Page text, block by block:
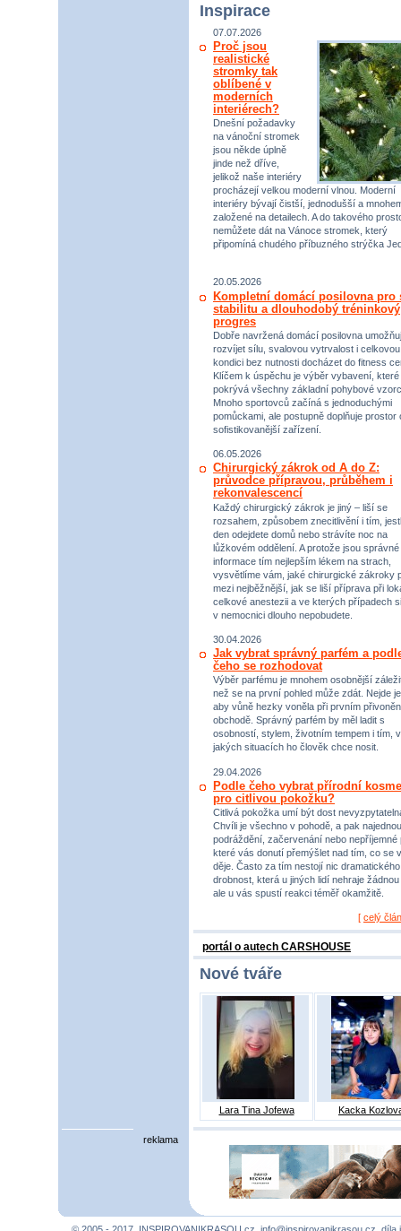
Inspirace
07.07.2026
Proč jsou
realistické
stromky tak
oblíbené v
moderních
interiérech?
Dnešní požadavky
na vánoční stromek
jsou někde úplně
jinde než dříve,
jelikož naše interiéry
procházejí velkou moderní vlnou. Moderní
interiéry bývají čistší, jednodušší a
založené na detailech. A do takového
nemůžete dát na Vánoce stromek, který
připomíná chudého příbuzného strýčka
20.05.2026
Kompletní domácí posilovna pro
stabilitu a dlouhodobý tréninkový
progres
Dobře navržená domácí posilovna
rozvíjet sílu, svalovou vytrvalost i celkovou
kondici bez nutnosti docházet do fitness
Klíčem k úspěchu je výběr vybavení, které
pokrývá všechny základní pohybové
Mnoho sportovců začíná s jednoduchými
pomůckami, ale postupně doplňuje prostor
sofistikovanější zařízení.
06.05.2026
Chirurgický zákrok od A do Z:
průvodce přípravou, průběhem i
rekonvalescencí
Každý chirurgický zákrok je jiný – liší se
rozsahem, způsobem znecitlivění i tím,
den odejdete domů nebo strávíte noc na
lůžkovém oddělení. A protože jsou správné
informace tím nejlepším lékem na strach,
vysvětlíme vám, jaké chirurgické zákroky
mezi nejběžnější, jak se liší příprava při
celkové anestezii a ve kterých případech si
v nemocnici dlouho nepobudete.
30.04.2026
Jak vybrat správný parfém a
čeho se rozhodovat
Výběr parfému je mnohem osobnější
než se na první pohled může zdát. Nejde
aby vůně hezky voněla při prvním
obchodě. Správný parfém by měl ladit s
osobností, stylem, životním tempem i tím, v
jakých situacích ho člověk chce nosit.
29.04.2026
Podle čeho vybrat přírodní
pro citlivou pokožku?
Citlivá pokožka umí být dost
Chvíli je všechno v pohodě, a pak
podráždění, začervenání nebo nepříjemné
které vás donutí přemýšlet nad tím, co se
děje. Často za tím nestojí nic
drobnost, která u jiných lidí nehraje žádnou
ale u vás spustí reakci téměř okamžitě.
[ celý
portál o autech CARSHOUSE
Nové tváře
Lara Tina Jofewa Kacka
reklama